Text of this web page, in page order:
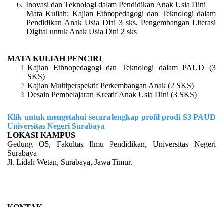
6. Inovasi dan Teknologi dalam Pendidikan Anak Usia Dini
Mata Kuliah: Kajian Ethnopedagogi dan Teknologi dalam
Pendidikan Anak Usia Dini 3 sks, Pengembangan Literasi
Digital untuk Anak Usia Dini 2 sks
MATA KULIAH PENCIRI
Kajian Ethnopedagogi dan Teknologi dalam PAUD (3
SKS)
Kajian Multiperspektif Perkembangan Anak (2 SKS)
Desain Pembelajaran Kreatif Anak Usia Dini (3 SKS)
Klik untuk mengetahui secara lengkap profil prodi S3 PAUD
Universitas Negeri Surabaya
LOKASI KAMPUS
Gedung O5, Fakultas Ilmu Pendidikan, Universitas Negeri
Surabaya
Jl. Lidah Wetan, Surabaya, Jawa Timur.